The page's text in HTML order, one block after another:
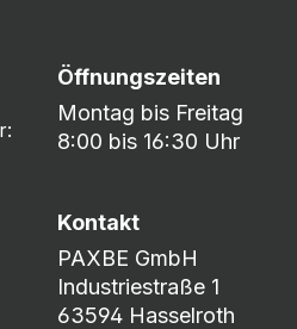
Öffnungszeiten
Montag bis Freitag
8:00 bis 16:30 Uhr
Kontakt
PAXBE GmbH
Industriestraße 1
63594 Hasselroth